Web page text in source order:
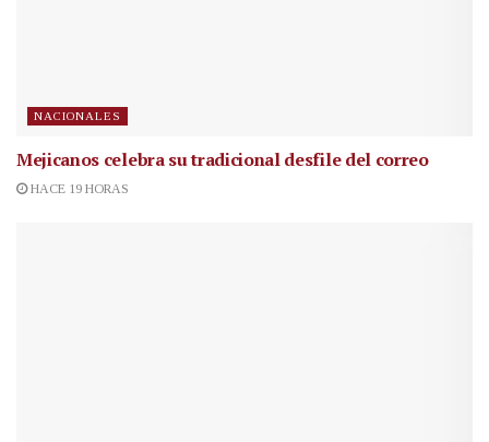
NACIONALES
Mejicanos celebra su tradicional desfile del correo
HACE 19 HORAS